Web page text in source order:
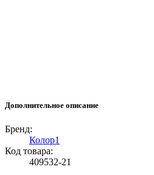
Дополнительное описание
Бренд:
Колор1
Код товара:
409532-21